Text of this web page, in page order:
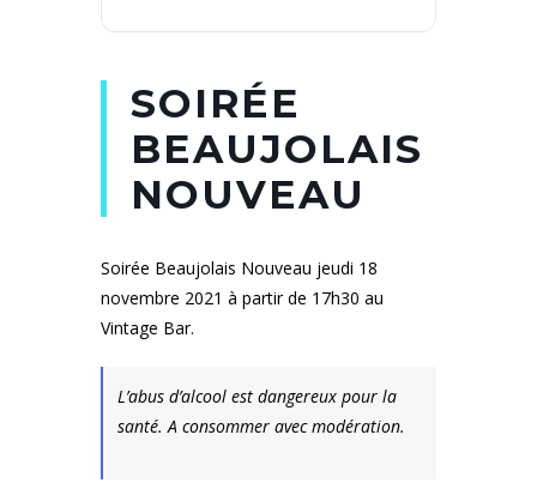
SOIRÉE
BEAUJOLAIS
NOUVEAU
Soirée Beaujolais Nouveau jeudi 18
novembre 2021 à partir de 17h30 au
Vintage Bar.
L’abus d’alcool est dangereux pour la
santé. A consommer avec modération.